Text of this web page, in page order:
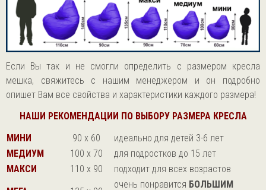
Если Вы так и не смогли определить с размером кресла
мешка, свяжитесь с нашим менеджером и он подробно
опишет Вам все свойства и характеристики каждого размера!
НАШИ РЕКОМЕНДАЦИИ ПО ВЫБОРУ РАЗМЕРА КРЕСЛА
МИНИ
90 х 60
идеально для детей 3-6 лет
МЕДИУМ
100 х 70
для подростков до 15 лет
МАКСИ
110 х 90
подходит для всех возрастов
очень понравится БОЛЬШИМ